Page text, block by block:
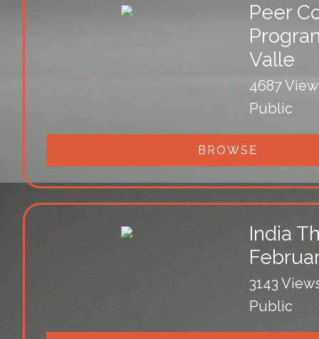
Peer
Valle
4687
Public
BROWSE
India
3143
Public